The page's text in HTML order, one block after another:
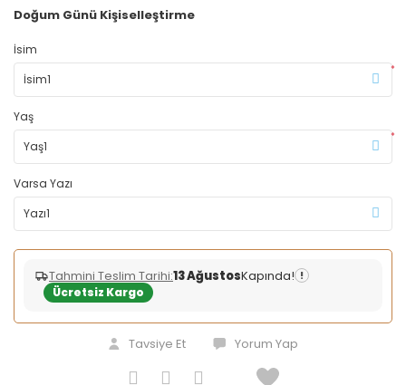
Doğum Günü Kişiselleştirme
İsim
*
Yaş
*
Varsa Yazı
Tahmini Teslim Tarihi:13 AğustosKapında! !
Ücretsiz Kargo
Tavsiye Et Yorum Yap